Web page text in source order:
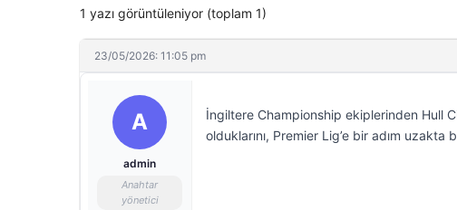
1 yazı görüntüleniyor (toplam 1)
23/05/2026: 11:05 pm
A
admin
Anahtar
yönetici
İngiltere Championship ekiplerinden Hull
olduklarını, Premier Lig’e bir adım uzakta